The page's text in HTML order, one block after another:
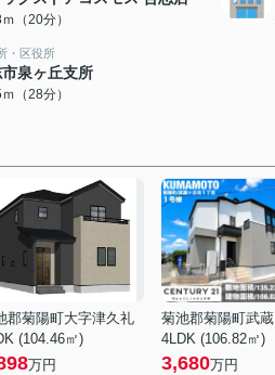
（20分）
・区役所
泉ヶ丘支所
（28分）
郡菊陽町大字津久礼
(104.46㎡)
万円
4LDK (106.82㎡)
3,680万円